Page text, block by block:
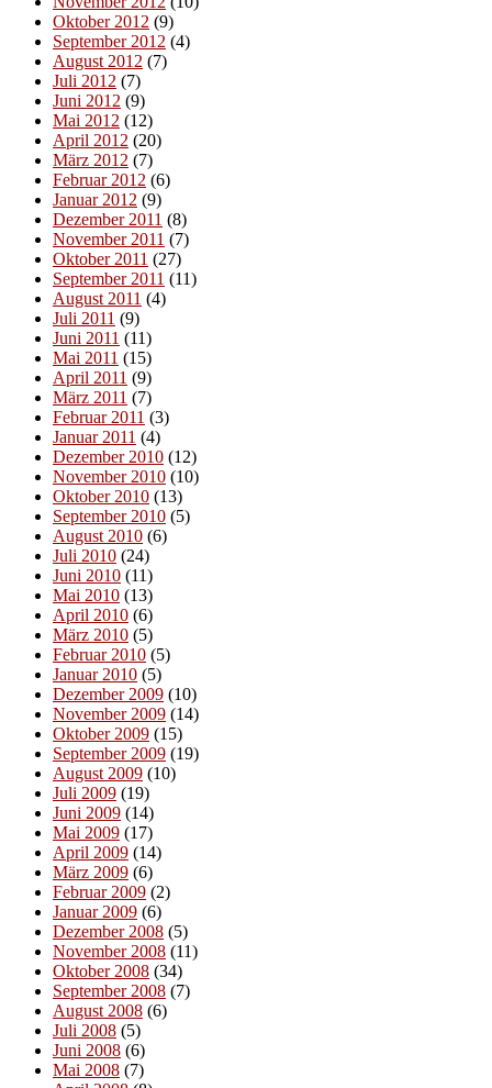
Oktober 2012 (9)
September 2012 (4)
August 2012 (7)
Juli 2012 (7)
Juni 2012 (9)
Mai 2012 (12)
April 2012 (20)
März 2012 (7)
Februar 2012 (6)
Januar 2012 (9)
Dezember 2011 (8)
November 2011 (7)
Oktober 2011 (27)
September 2011 (11)
August 2011 (4)
Juli 2011 (9)
Juni 2011 (11)
Mai 2011 (15)
April 2011 (9)
März 2011 (7)
Februar 2011 (3)
Januar 2011 (4)
Dezember 2010 (12)
November 2010 (10)
Oktober 2010 (13)
September 2010 (5)
August 2010 (6)
Juli 2010 (24)
Juni 2010 (11)
Mai 2010 (13)
April 2010 (6)
März 2010 (5)
Februar 2010 (5)
Januar 2010 (5)
Dezember 2009 (10)
November 2009 (14)
Oktober 2009 (15)
September 2009 (19)
August 2009 (10)
Juli 2009 (19)
Juni 2009 (14)
Mai 2009 (17)
April 2009 (14)
März 2009 (6)
Februar 2009 (2)
Januar 2009 (6)
Dezember 2008 (5)
November 2008 (11)
Oktober 2008 (34)
September 2008 (7)
August 2008 (6)
Juli 2008 (5)
Juni 2008 (6)
Mai 2008 (7)